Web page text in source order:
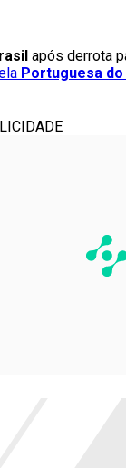
após derrota
Portuguesa do